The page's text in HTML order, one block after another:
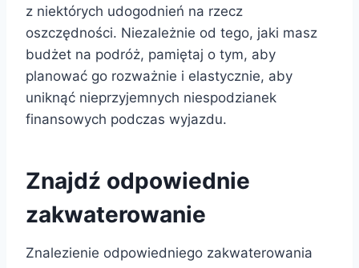
z niektórych udogodnień na rzecz
oszczędności. Niezależnie od tego, jaki masz
budżet na podróż, pamiętaj o tym, aby
planować go rozważnie i elastycznie, aby
uniknąć nieprzyjemnych niespodzianek
finansowych podczas wyjazdu.
Znajdź odpowiednie
zakwaterowanie
Znalezienie odpowiedniego zakwaterowania